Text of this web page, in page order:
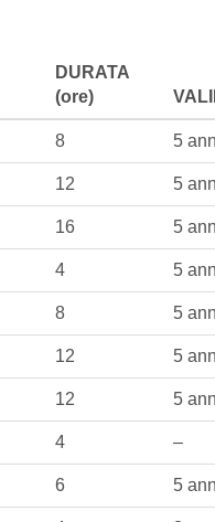
DURATA
(ore)
8 5
12 5
16 5
4 5
8 5
12 5
12 5
4 –
6 5